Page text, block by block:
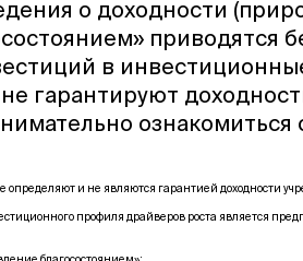
о доходности
приводятся
в
не гарантируют
и не являются гарантией доходности
профиля драйверов роста является